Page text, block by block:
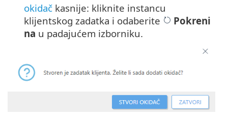
okidač kasnije: kliknite instancu
klijentskog zadatka i odaberite
Pokreni
na u padajućem izborniku.